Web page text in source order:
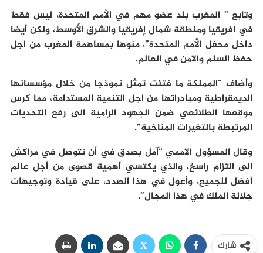
وتابع ” المغرب بلد عضو مهم في الأمم المتحدة، ليس فقط
في افريقيا ومنطقة شمال إفريقيا والشرق الأوسط، ولكن أيضا
داخل محفل الأمم المتحدة”، منوها بمساهمة المغرب من اجل
حفظ السلم والامن في العالم.
وأضاف “المملكة ما فتئت تمثل نموذجا من خلال مؤسساتها
الديمقراطية ومبادراتها من اجل التنمية المستدامة، مما كرس
موقعها الطلائعي ضمن الجهود الرامية الى رفع التحديات
المرتبطة بالتغيرات المناخية”.
وقال المسؤول الاممي “آمل بصدق في أن نتوصل في مراكش
الى التزام راسخ، والذي يكتسي أهمية قصوى من أجل عالم
أفضل للجميع، وأعول في هذا الصدد، على قيادة وتوجيهات
جلالة الملك في هذا المجال”.
شارك